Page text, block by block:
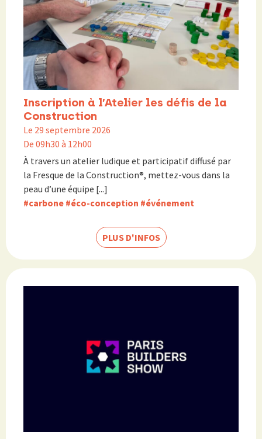
Inscription à l’Atelier les défis de la
Construction
Le 29 septembre 2026
De 09h30 à 12h00
À travers un atelier ludique et participatif diffusé par
la Fresque de la Construction®, mettez-vous dans la
peau d’une équipe [...]
#carbone #éco-conception #événement
PLUS D'INFOS